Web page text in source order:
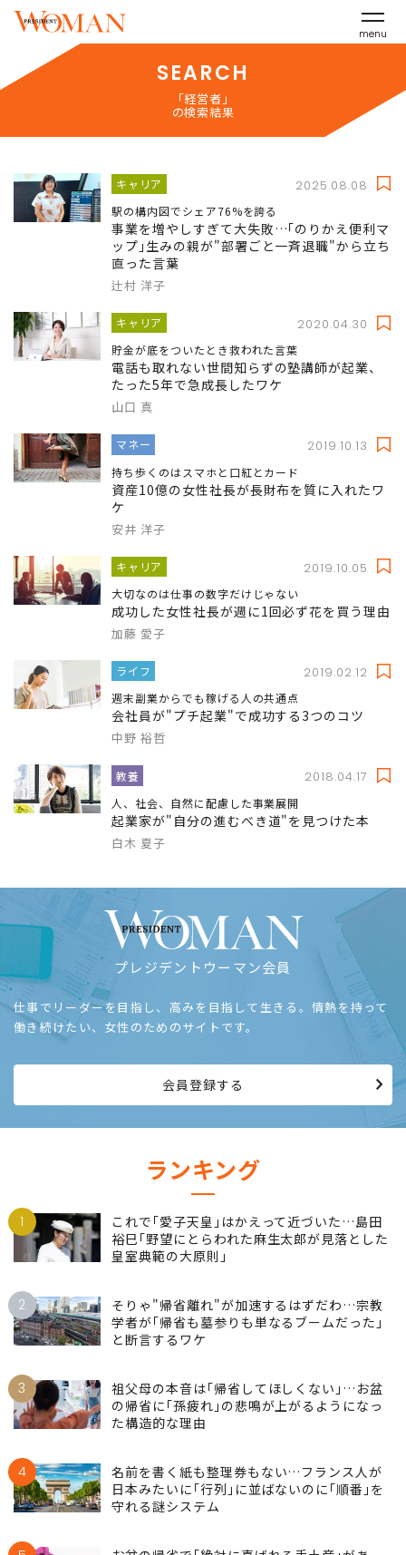
menu
SEARCH
「経営者」
の検索結果
キャリア 2025.08.08
駅の構内図でシェア76%を誇る
事業を増やしすぎて大失敗…｢のりかえ便利マ
ップ｣生みの親が"部署ごと一斉退職"から立ち
直った言葉
辻村 洋子
キャリア 2020.04.30
貯金が底をついたとき救われた言葉
電話も取れない世間知らずの塾講師が起業、
たった5年で急成長したワケ
山口 真
マネー 2019.10.13
持ち歩くのはスマホと口紅とカード
資産10億の女性社長が長財布を質に入れたワ
ケ
安井 洋子
キャリア 2019.10.05
大切なのは仕事の数字だけじゃない
成功した女性社長が週に1回必ず花を買う理由
加藤 愛子
ライフ 2019.02.12
週末副業からでも稼げる人の共通点
会社員が"プチ起業"で成功する3つのコツ
中野 裕哲
教養 2018.04.17
人、社会、自然に配慮した事業展開
起業家が"自分の進むべき道"を見つけた本
白木 夏子
プレジデントウーマン会員
仕事でリーダーを目指し、高みを目指して生きる。情熱を持って
働き続けたい、女性のためのサイトです。
会員登録する
ランキング
1
これで｢愛子天皇｣はかえって近づいた…島田
裕巳｢野望にとらわれた麻生太郎が見落とした
皇室典範の大原則｣
2
そりゃ"帰省離れ"が加速するはずだわ…宗教
学者が｢帰省も墓参りも単なるブームだった｣
と断言するワケ
3
祖父母の本音は｢帰省してほしくない｣…お盆
の帰省に｢孫疲れ｣の悲鳴が上がるようになっ
た構造的な理由
4
名前を書く紙も整理券もない…フランス人が
日本みたいに｢行列｣に並ばないのに｢順番｣を
守れる謎システム